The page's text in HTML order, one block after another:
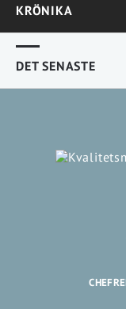
KRÖNIKA
DET SENASTE